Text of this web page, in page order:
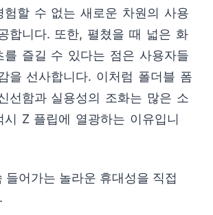
험할 수 없는 새로운 차원의 사용
합니다. 또한, 펼쳤을 때 넓은 화
를 즐길 수 있다는 점은 사용자들
을 선사합니다. 이처럼 폴더블 폼
선함과 실용성의 조화는 많은 소
시 Z 플립에 열광하는 이유입니
들어가는 놀라운 휴대성을 직접